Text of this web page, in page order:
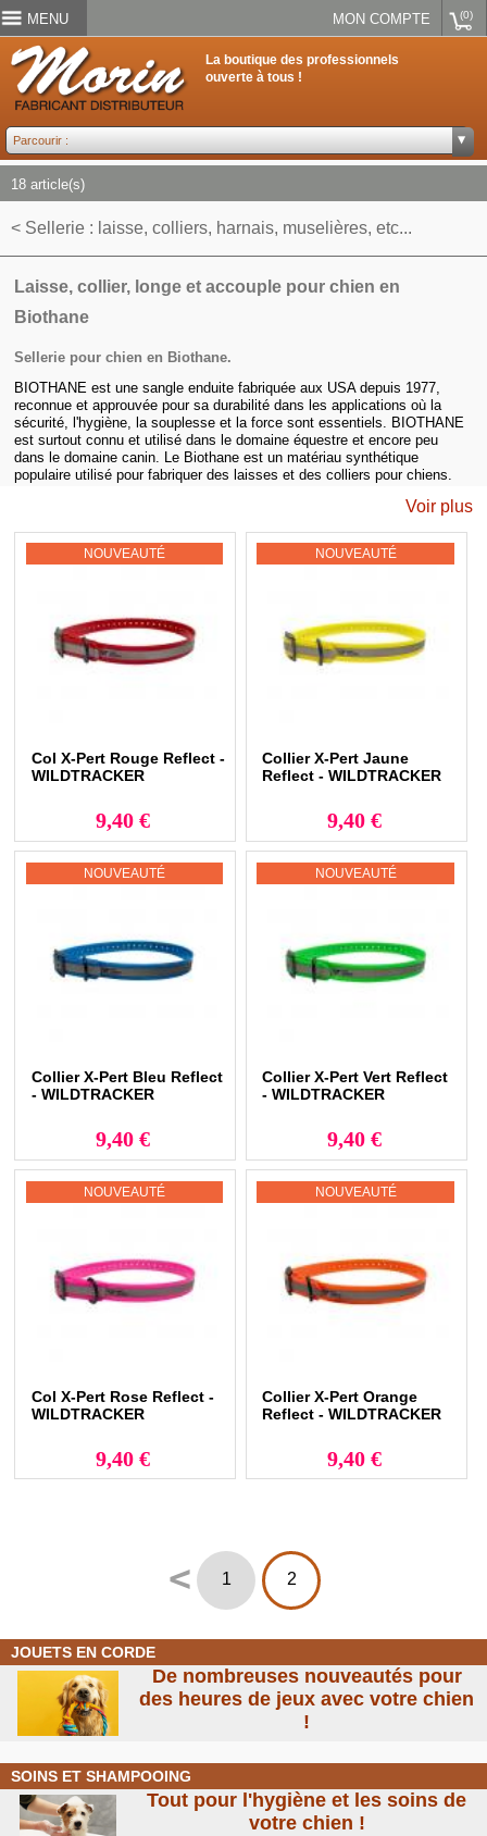
MENU (0)
MON COMPTE
La boutique des professionnels
ouverte à tous !
18 article(s)
< Sellerie : laisse, colliers, harnais, muselières, etc...
Laisse, collier, longe et accouple pour chien en
Biothane
Sellerie pour chien en Biothane.
BIOTHANE est une sangle enduite fabriquée aux USA depuis 1977,
reconnue et approuvée pour sa durabilité dans les applications où la
sécurité, l'hygiène, la souplesse et la force sont essentiels. BIOTHANE
est surtout connu et utilisé dans le domaine équestre et encore peu
dans le domaine canin. Le Biothane est un matériau synthétique
populaire utilisé pour fabriquer des laisses et des colliers pour chiens.
Les articles laisses et colliers pour chiens proposés dans ces
Ils sont d'un aspect cuir grain mat, très doux au toucher, avec une
excellente flexibilité également par temps froid. Le biothane dispose d'un
pouvoir collant élevé à la main ce qui le rend très facile à saisir et
particulièrement antidérapant. Ce Biothane Heavy est un des plus
Voir plus
NOUVEAUTÉ
Col X-Pert Rouge Reflect -
WILDTRACKER
9,40 €
NOUVEAUTÉ
Collier X-Pert Jaune
Reflect - WILDTRACKER
9,40 €
NOUVEAUTÉ
Collier X-Pert Bleu Reflect
- WILDTRACKER
9,40 €
NOUVEAUTÉ
Collier X-Pert Vert Reflect
- WILDTRACKER
9,40 €
NOUVEAUTÉ
Col X-Pert Rose Reflect -
WILDTRACKER
9,40 €
NOUVEAUTÉ
Collier X-Pert Orange
Reflect - WILDTRACKER
9,40 €
< 1 2
JOUETS EN CORDE
De nombreuses nouveautés pour
des heures de jeux avec votre chien
!
SOINS ET SHAMPOOING
Tout pour l'hygiène et les soins de
votre chien !